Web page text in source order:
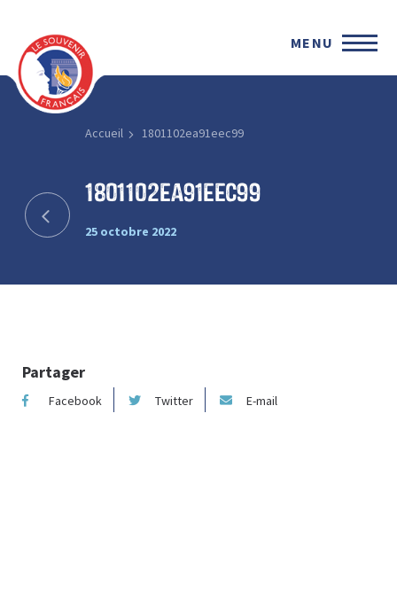
MENU
Accueil 1801102ea91eec99
1801102ea91eec99
25 octobre 2022
Partager
Facebook Twitter E-mail